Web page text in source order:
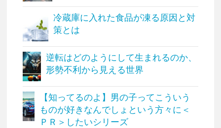
冷蔵庫に入れた食品が凍る原因と対
策とは
逆転はどのようにして生まれるのか、
形勢不利から見える世界
【知ってるのよ】男の子ってこういう
ものが好きなんでしょという方々に＜
ＰＲ＞したいシリーズ